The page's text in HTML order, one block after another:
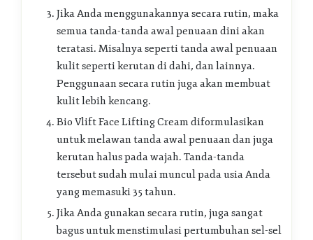
Jika Anda menggunakannya secara rutin, maka
semua tanda-tanda awal penuaan dini akan
teratasi. Misalnya seperti tanda awal penuaan
kulit seperti kerutan di dahi, dan lainnya.
Penggunaan secara rutin juga akan membuat
kulit lebih kencang.
Bio Vlift Face Lifting Cream diformulasikan
untuk melawan tanda awal penuaan dan juga
kerutan halus pada wajah. Tanda-tanda
tersebut sudah mulai muncul pada usia Anda
yang memasuki 35 tahun.
Jika Anda gunakan secara rutin, juga sangat
bagus untuk menstimulasi pertumbuhan sel-sel